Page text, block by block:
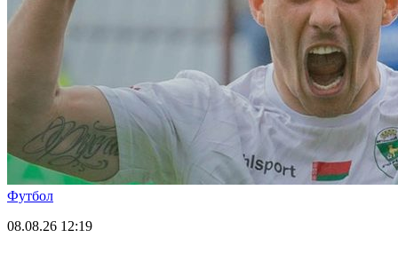
Футбол
08.08.26 12:19